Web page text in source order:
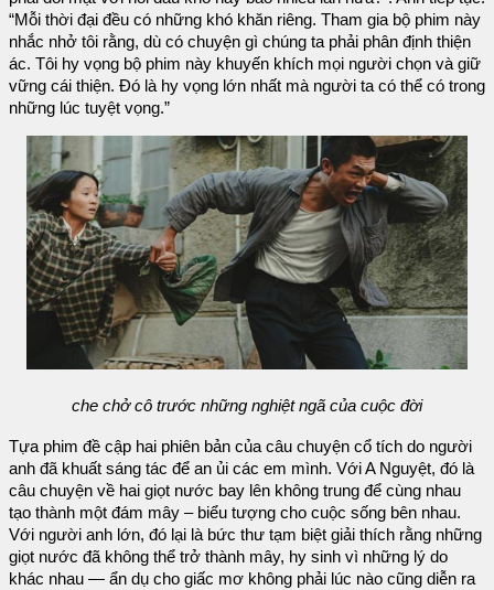
“Mỗi thời đại đều có những khó khăn riêng. Tham gia bộ phim này
nhắc nhở tôi rằng, dù có chuyện gì chúng ta phải phân định thiện
ác. Tôi hy vọng bộ phim này khuyến khích mọi người chọn và giữ
vững cái thiện. Đó là hy vọng lớn nhất mà người ta có thể có trong
những lúc tuyệt vọng.”
che chở cô trước những nghiệt ngã của cuộc đời
Tựa phim đề cập hai phiên bản của câu chuyện cổ tích do người
anh đã khuất sáng tác để an ủi các em mình. Với A Nguyệt, đó là
câu chuyện về hai giọt nước bay lên không trung để cùng nhau
tạo thành một đám mây – biểu tượng cho cuộc sống bên nhau.
Với người anh lớn, đó lại là bức thư tạm biệt giải thích rằng những
giọt nước đã không thể trở thành mây, hy sinh vì những lý do
khác nhau — ẩn dụ cho giấc mơ không phải lúc nào cũng diễn ra